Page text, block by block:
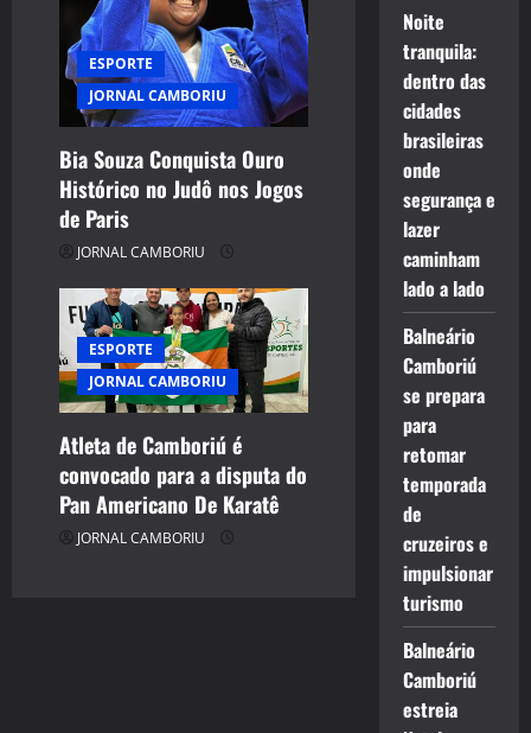
ESPORTE
JORNAL CAMBORIU
Bia Souza Conquista Ouro
Histórico no Judô nos Jogos
de Paris
JORNAL CAMBORIU
ESPORTE
JORNAL CAMBORIU
Atleta de Camboriú é
convocado para a disputa do
Pan Americano De Karatê
JORNAL CAMBORIU
Noite
tranquila:
dentro das
cidades
brasileiras
onde
segurança e
lazer
caminham
lado a lado
Balneário
Camboriú
se prepara
para
retomar
temporada
de
cruzeiros e
impulsionar
turismo
Balneário
Camboriú
estreia